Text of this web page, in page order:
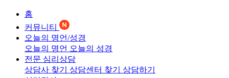
홈
커뮤니티
오늘의 명언/성경
오늘의 명언 오늘의 성경
전문 심리상담
상담사 찾기 상담센터 찾기 상담하기